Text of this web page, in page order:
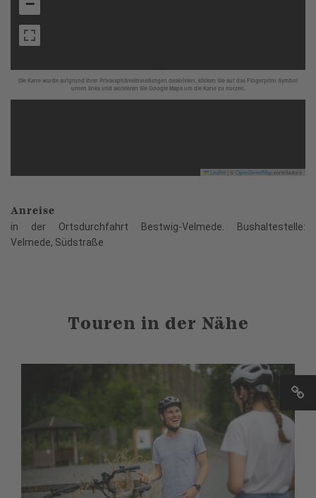
Die Karte wurde aufgrund Ihrer Privatsphäreeinstellungen deaktiviert, klicken Sie auf das Fingerprint Symbol
unten links und aktivieren Sie Google Maps um die Karte zu nutzen.
−
Leaflet OpenStreetMapcontributors
Anreise
in der Ortsdurchfahrt Bestwig-Velmede. Bushaltestelle:
Velmede, Südstraße
Touren in der Nähe